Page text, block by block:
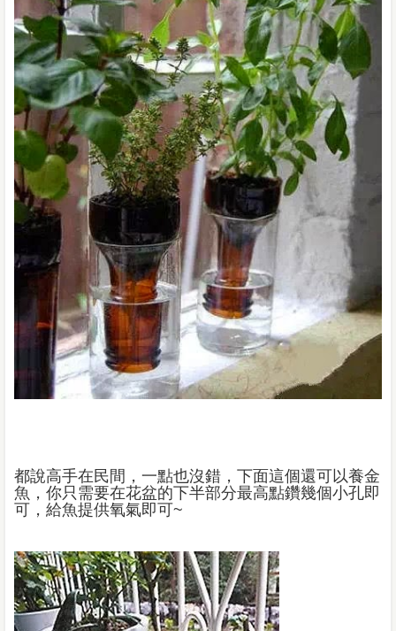
都說高手在民間，一點也沒錯，下面這個還可以養金
魚，你只需要在花盆的下半部分最高點鑽幾個小孔即
可，給魚提供氧氣即可~